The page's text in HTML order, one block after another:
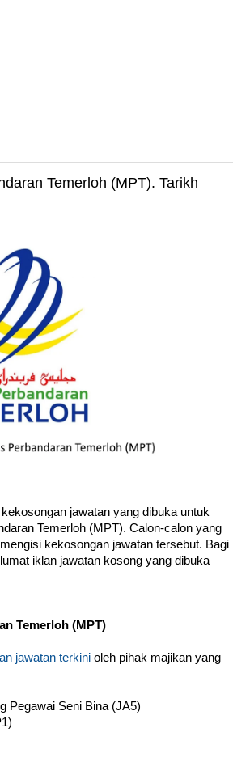
Temerloh (MPT). Tarikh
jawatan yang dibuka untuk
Temerloh (MPT). Calon-calon yang
kekosongan jawatan tersebut. Bagi
iklan jawatan kosong yang dibuka
Temerloh (MPT)
jawatan terkini oleh pihak majikan yang
Pegawai Seni Bina (JA5)